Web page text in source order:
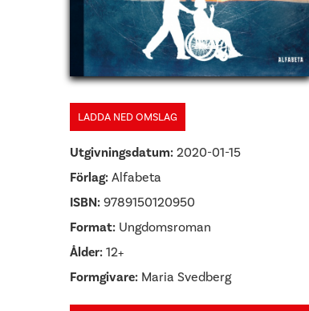
LADDA NED OMSLAG
Utgivningsdatum: 2020-01-15
Förlag: Alfabeta
ISBN: 9789150120950
Format: Ungdomsroman
Ålder: 12+
Formgivare: Maria Svedberg